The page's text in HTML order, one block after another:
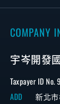
COMPANY
宇岑開發
Taxpayer ID No.
ADD
新北